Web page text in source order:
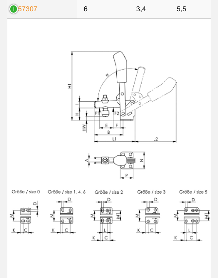
557307 6 3,4 5,5